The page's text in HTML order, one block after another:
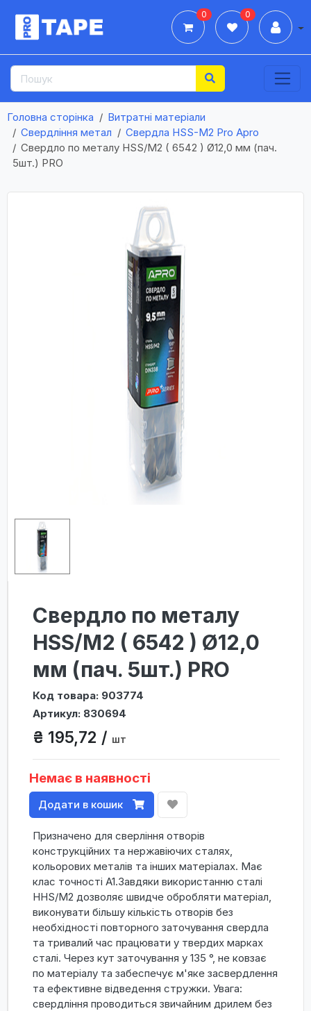
0 0
Головна сторінка
Витратні матеріали
Свердління метал
Свердла HSS-М2 Pro Apro
Свердло по металу HSS/M2 ( 6542 ) Ø12,0 мм (пач.
5шт.) PRO
Свердло по металу
HSS/M2 ( 6542 ) Ø12,0
мм (пач. 5шт.) PRO
Код товара: 903774
Артикул: 830694
₴ 195,72 / шт
Немає в наявності
Додати в кошик
Призначено для сверління отворів
конструкційних та нержавіючих сталях,
кольорових металів та інших матеріалах. Має
клас точності А1.Завдяки використанню сталі
HHS/M2 дозволяє швидче обробляти матеріал,
виконувати більшу кількість отворів без
необхідності повторного заточування свердла
та тривалий час працювати у твердих марках
сталі. Через кут заточування у 135 °, не ковзає
по матеріалу та забеспечує м'яке засвердлення
та ефективне відведення стружки. Увага:
свердління проводиться звичайним дрилем без